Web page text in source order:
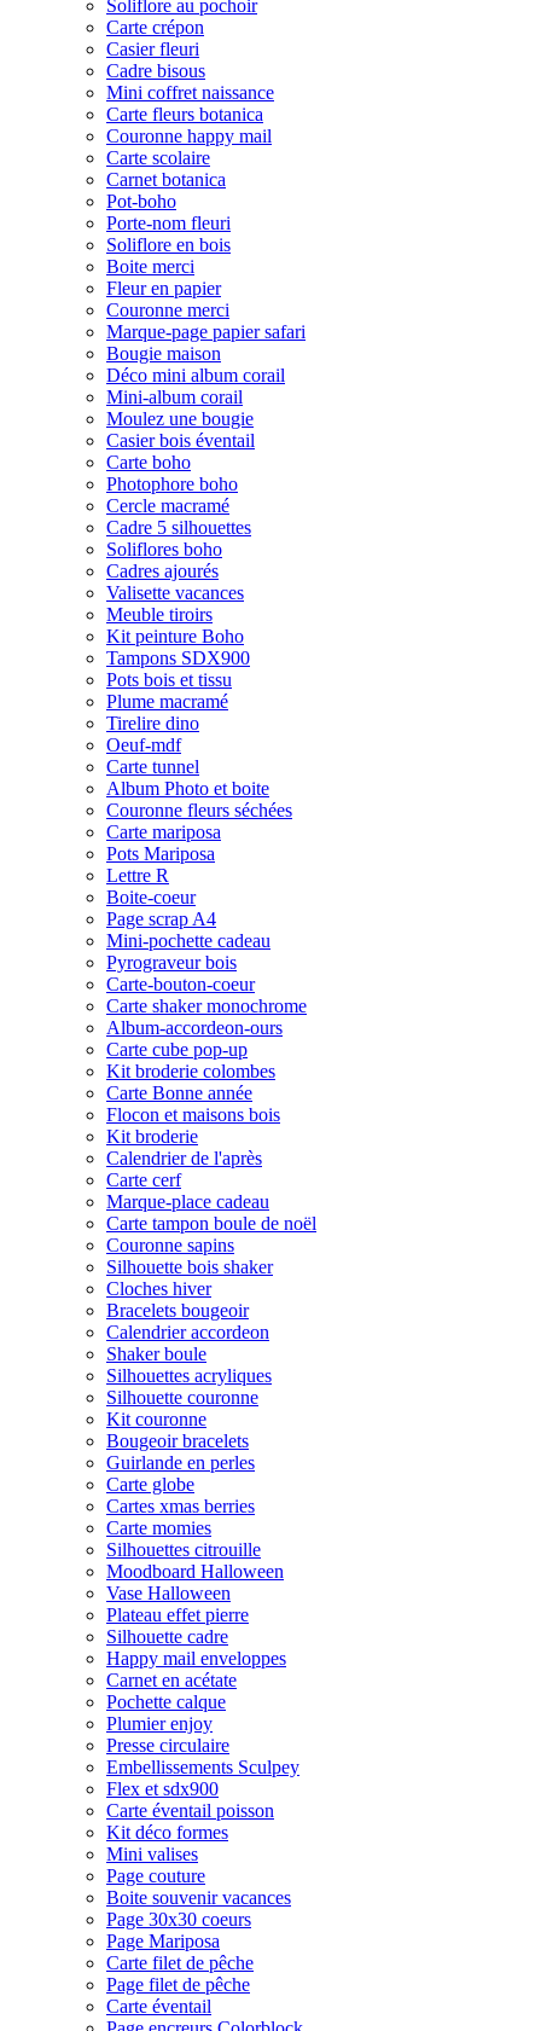
Soliflore au pochoir
Carte crépon
Casier fleuri
Cadre bisous
Mini coffret naissance
Carte fleurs botanica
Couronne happy mail
Carte scolaire
Carnet botanica
Pot-boho
Porte-nom fleuri
Soliflore en bois
Boite merci
Fleur en papier
Couronne merci
Marque-page papier safari
Bougie maison
Déco mini album corail
Mini-album corail
Moulez une bougie
Casier bois éventail
Carte boho
Photophore boho
Cercle macramé
Cadre 5 silhouettes
Soliflores boho
Cadres ajourés
Valisette vacances
Meuble tiroirs
Kit peinture Boho
Tampons SDX900
Pots bois et tissu
Plume macramé
Tirelire dino
Oeuf-mdf
Carte tunnel
Album Photo et boite
Couronne fleurs séchées
Carte mariposa
Pots Mariposa
Lettre R
Boite-coeur
Page scrap A4
Mini-pochette cadeau
Pyrograveur bois
Carte-bouton-coeur
Carte shaker monochrome
Album-accordeon-ours
Carte cube pop-up
Kit broderie colombes
Carte Bonne année
Flocon et maisons bois
Kit broderie
Calendrier de l'après
Carte cerf
Marque-place cadeau
Carte tampon boule de noël
Couronne sapins
Silhouette bois shaker
Cloches hiver
Bracelets bougeoir
Calendrier accordeon
Shaker boule
Silhouettes acryliques
Silhouette couronne
Kit couronne
Bougeoir bracelets
Guirlande en perles
Carte globe
Cartes xmas berries
Carte momies
Silhouettes citrouille
Moodboard Halloween
Vase Halloween
Plateau effet pierre
Silhouette cadre
Happy mail enveloppes
Carnet en acétate
Pochette calque
Plumier enjoy
Presse circulaire
Embellissements Sculpey
Flex et sdx900
Carte éventail poisson
Kit déco formes
Mini valises
Page couture
Boite souvenir vacances
Page 30x30 coeurs
Page Mariposa
Carte filet de pêche
Page filet de pêche
Carte éventail